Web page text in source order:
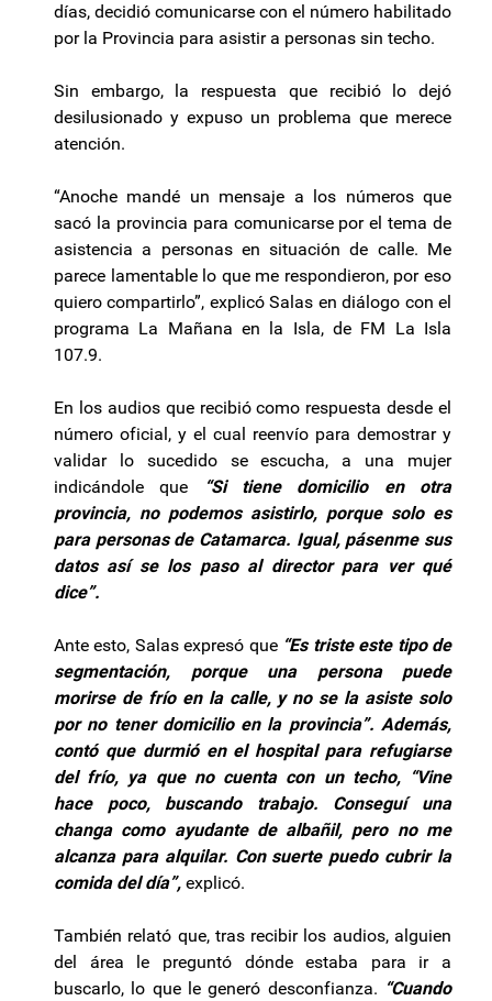
días, decidió comunicarse con el número habilitado
por la Provincia para asistir a personas sin techo.
Sin embargo, la respuesta que recibió lo dejó
desilusionado y expuso un problema que merece
atención.
“Anoche mandé un mensaje a los números que
sacó la provincia para comunicarse por el tema de
asistencia a personas en situación de calle. Me
parece lamentable lo que me respondieron, por eso
quiero compartirlo”, explicó Salas en diálogo con el
programa La Mañana en la Isla, de FM La Isla
107.9.
En los audios que recibió como respuesta desde el
número oficial, y el cual reenvío para demostrar y
validar lo sucedido se escucha, a una mujer
indicándole que “Si tiene domicilio en otra
provincia, no podemos asistirlo, porque solo es
para personas de Catamarca. Igual, pásenme sus
datos así se los paso al director para ver qué
dice”.
Ante esto, Salas expresó que “Es triste este tipo de
segmentación, porque una persona puede
morirse de frío en la calle, y no se la asiste solo
por no tener domicilio en la provincia”. Además,
contó que durmió en el hospital para refugiarse
del frío, ya que no cuenta con un techo, “Vine
hace poco, buscando trabajo. Conseguí una
changa como ayudante de albañil, pero no me
alcanza para alquilar. Con suerte puedo cubrir la
comida del día”, explicó.
También relató que, tras recibir los audios, alguien
del área le preguntó dónde estaba para ir a
buscarlo, lo que le generó desconfianza. “Cuando